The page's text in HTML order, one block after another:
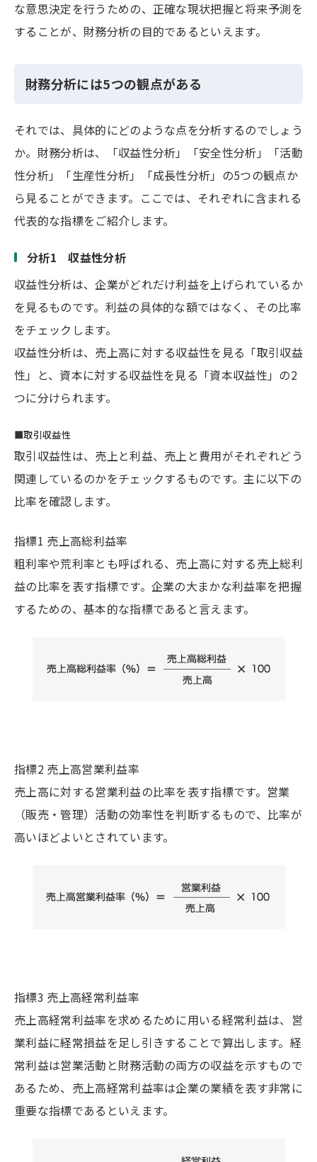
な意思決定を行うための、正確な現状把握と将来予測を
することが、財務分析の目的であるといえます。
財務分析には5つの観点がある
それでは、具体的にどのような点を分析するのでしょう
か。財務分析は、「収益性分析」「安全性分析」「活動
性分析」「生産性分析」「成長性分析」の5つの観点か
ら見ることができます。ここでは、それぞれに含まれる
代表的な指標をご紹介します。
分析1 収益性分析
収益性分析は、企業がどれだけ利益を上げられているか
を見るものです。利益の具体的な額ではなく、その比率
をチェックします。
収益性分析は、売上高に対する収益性を見る「取引収益
性」と、資本に対する収益性を見る「資本収益性」の2
つに分けられます。
■取引収益性
取引収益性は、売上と利益、売上と費用がそれぞれどう
関連しているのかをチェックするものです。主に以下の
比率を確認します。
指標1 売上高総利益率
粗利率や荒利率とも呼ばれる、売上高に対する売上総利
益の比率を表す指標です。企業の大まかな利益率を把握
するための、基本的な指標であると言えます。
指標2 売上高営業利益率
売上高に対する営業利益の比率を表す指標です。営業
（販売・管理）活動の効率性を判断するもので、比率が
高いほどよいとされています。
指標3 売上高経常利益率
売上高経常利益率を求めるために用いる経常利益は、営
業利益に経常損益を足し引きすることで算出します。経
常利益は営業活動と財務活動の両方の収益を示すもので
あるため、売上高経常利益率は企業の業績を表す非常に
重要な指標であるといえます。